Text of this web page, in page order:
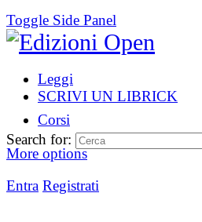
Toggle Side Panel
Leggi
SCRIVI UN LIBRICK
Corsi
More options
Entra Registrati
Search for: